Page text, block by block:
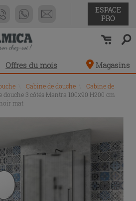
ESPACE
PRO
Offres du mois Magasins
Cabine de douche
Cabine de
douche 3 côtés Mantra 100x90 H200 cm
mat